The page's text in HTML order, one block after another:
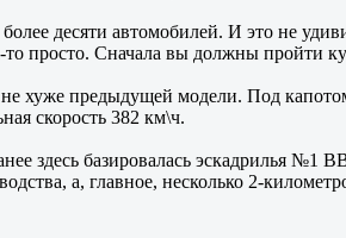
десяти автомобилей. И это не
то просто. Сначала вы должны пройти
не хуже предыдущей модели. Под
скорость 382 км\ч.
здесь базировалась эскадрилья №1
а, главное, несколько 2-